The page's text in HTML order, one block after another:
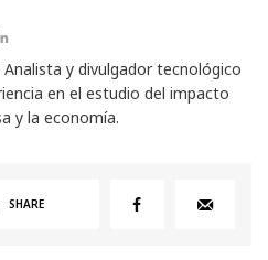
y divulgador tecnológico
en el estudio del impacto
y la economía.
SHARE